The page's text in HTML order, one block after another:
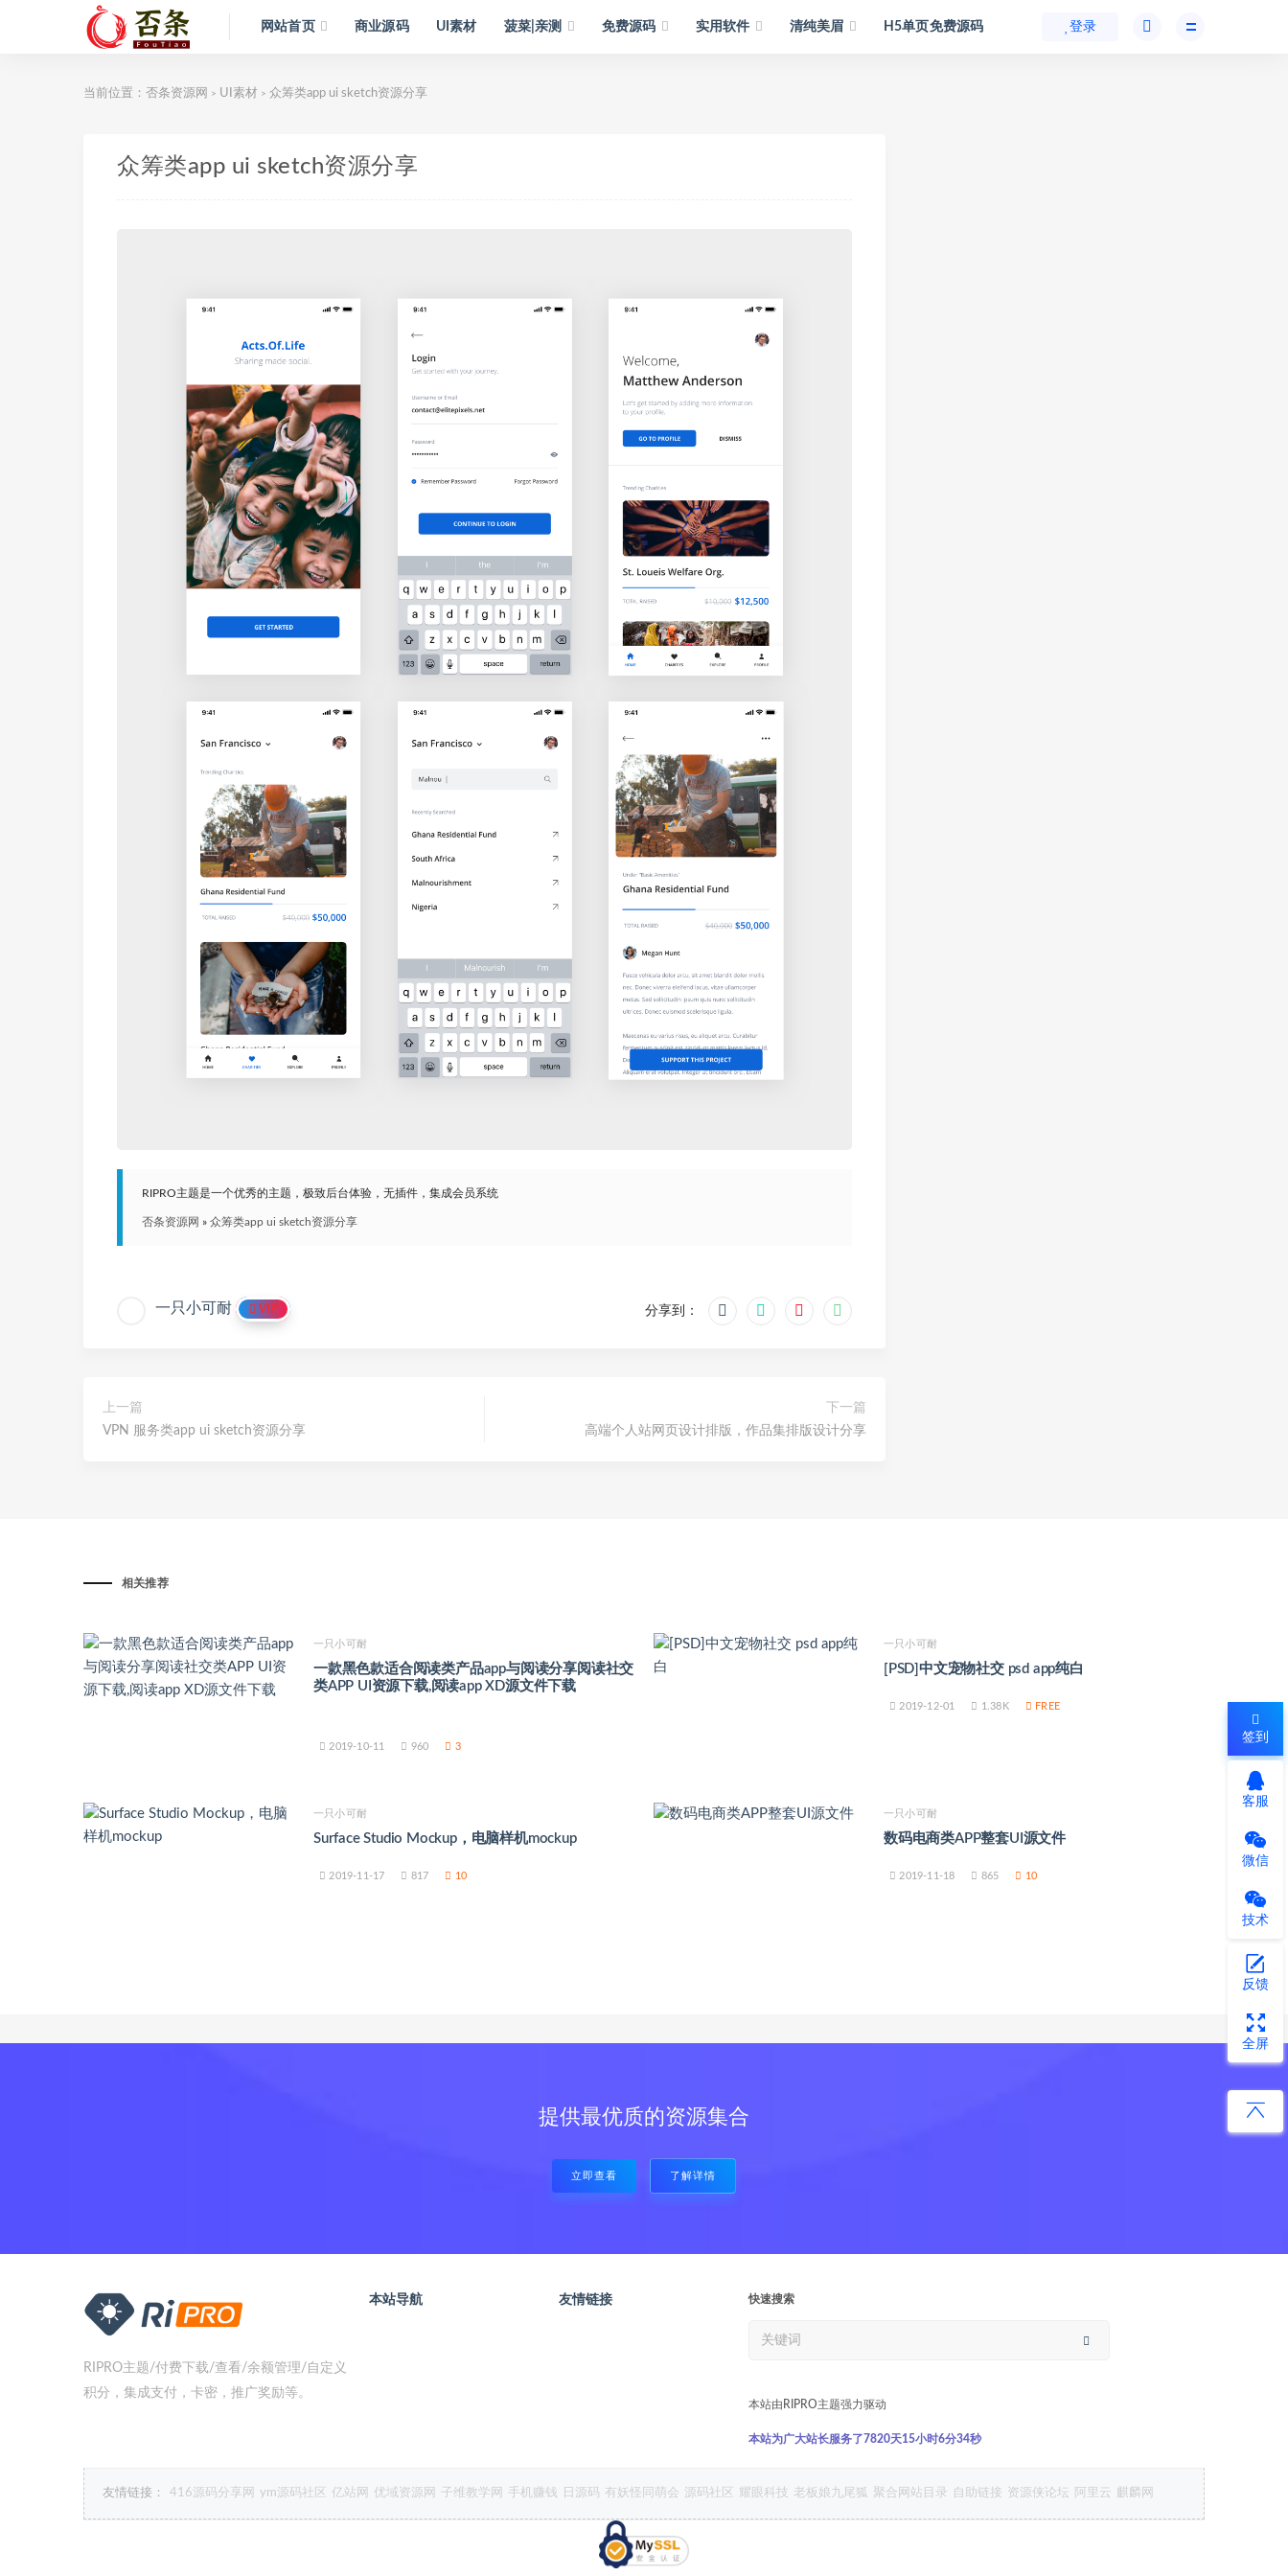
网站首页 商业源码 UI素材 菠菜|亲测 免费源码 实用软件 清纯美眉 H5单页免费源码 登录
当前位置： 否条资源网 > UI素材 > 众筹类app ui sketch资源分享
众筹类app ui sketch资源分享
RIPRO主题是一个优秀的主题，极致后台体验，无插件，集成会员系统
否条资源网 » 众筹类app ui sketch资源分享
一只小可耐 VIP 分享到：
上一篇
VPN 服务类app ui sketch资源分享
下一篇
高端个人站网页设计排版，作品集排版设计分享
相关推荐
一只小可耐
一款黑色款适合阅读类产品app与阅读分享阅读社交
类APP UI资源下载,阅读app XD源文件下载
2019-10-11 960 3
一只小可耐
[PSD]中文宠物社交 psd app纯白
2019-12-01 1.38K FREE
一只小可耐
Surface Studio Mockup，电脑样机mockup
2019-11-17 817 10
一只小可耐
数码电商类APP整套UI源文件
2019-11-18 865 10
提供最优质的资源集合
立即查看 了解详情
RIPRO主题/付费下载/查看/余额管理/自定义
积分，集成支付，卡密，推广奖励等。
本站导航 友情链接 快速搜索
本站由RIPRO主题强力驱动
本站为广大站长服务了7820天15小时6分35秒
友情链接： 416源码分享网 ym源码社区 亿站网 优域资源网 子维教学网 手机赚钱 日源码 有妖怪同萌会 源码社区 耀眼科技 老板娘九尾狐 聚合网站目录 自助链接 资源侠论坛 阿里云 麒麟网
签到
客服
微信
技术
反馈
全屏